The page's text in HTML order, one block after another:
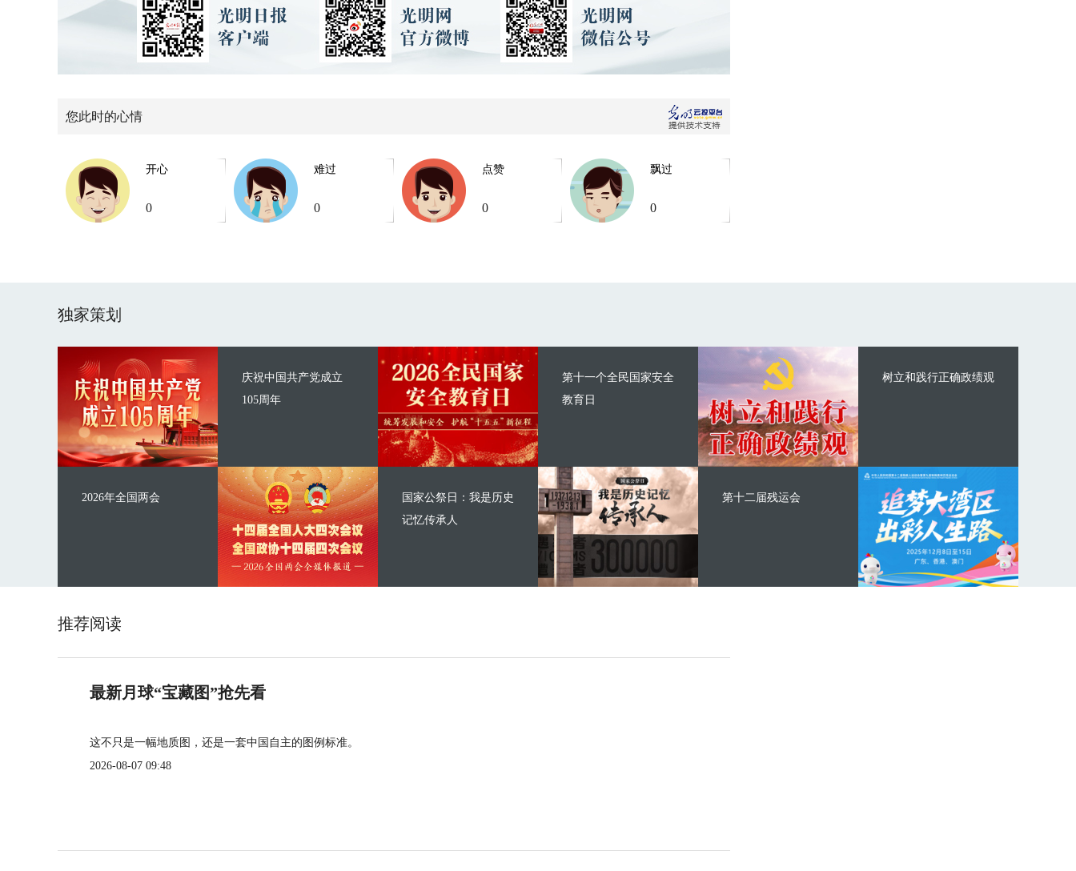
您此时的心情
开心
0
难过
0
点赞
0
飘过
0
独家策划
庆祝中国共产党成立
105周年
2026年全国两会
第十一个全民国家安全
教育日
国家公祭日：我是历史
记忆传承人
树立和践行正确政绩观
第十二届残运会
推荐阅读
最新月球“宝藏图”抢先看
这不只是一幅地质图，还是一套中国自主的图例标准。
2026-08-07 09:48